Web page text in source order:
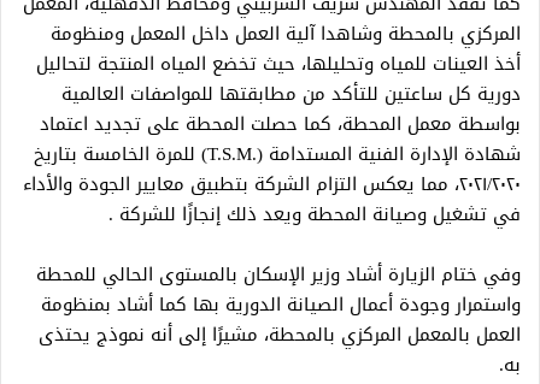
المركزي بالمحطة وشاهدا آلية العمل داخل المعمل ومنظومة
أخذ العينات للمياه وتحليلها، حيث تخضع المياه المنتجة لتحاليل
دورية كل ساعتين للتأكد من مطابقتها للمواصفات العالمية
بواسطة معمل المحطة، كما حصلت المحطة على تجديد اعتماد
شهادة الإدارة الفنية المستدامة (.T.S.M) للمرة الخامسة بتاريخ
۲۰۲۱/۲۰۲۰، مما يعكس التزام الشركة بتطبيق معايير الجودة والأداء
في تشغيل وصيانة المحطة ويعد ذلك إنجازًا للشركة .
وفي ختام الزيارة أشاد وزير الإسكان بالمستوى الحالي للمحطة
واستمرار وجودة أعمال الصيانة الدورية بها كما أشاد بمنظومة
العمل بالمعمل المركزي بالمحطة، مشيرًا إلى أنه نموذج يحتذى
به.